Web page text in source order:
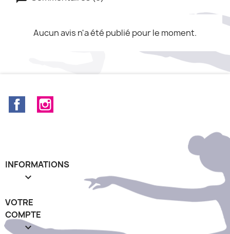
Aucun avis n'a été publié pour le moment.
Facebook
INFORMATIONS

VOTRE
COMPTE
